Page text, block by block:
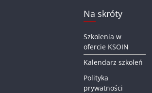
Na skróty
Szkolenia w
ofercie KSOIN
Kalendarz szkoleń
Polityka
prywatności